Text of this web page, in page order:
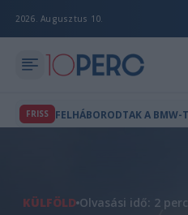
2026. Augusztus 10.
FRISS
KÜLFÖLD Olvasási idő: 2 perc